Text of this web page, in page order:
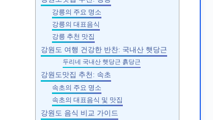
강릉의 주요 명소
강릉의 대표음식
강릉 추천 맛집
강원도 여행 건강한 반찬: 국내산 햇당근
두리네 국내산 햇당근 흙당근
강원도맛집 추천: 속초
속초의 주요 명소
속초의 대표음식 및 맛집
강원도 음식 비교 가이드